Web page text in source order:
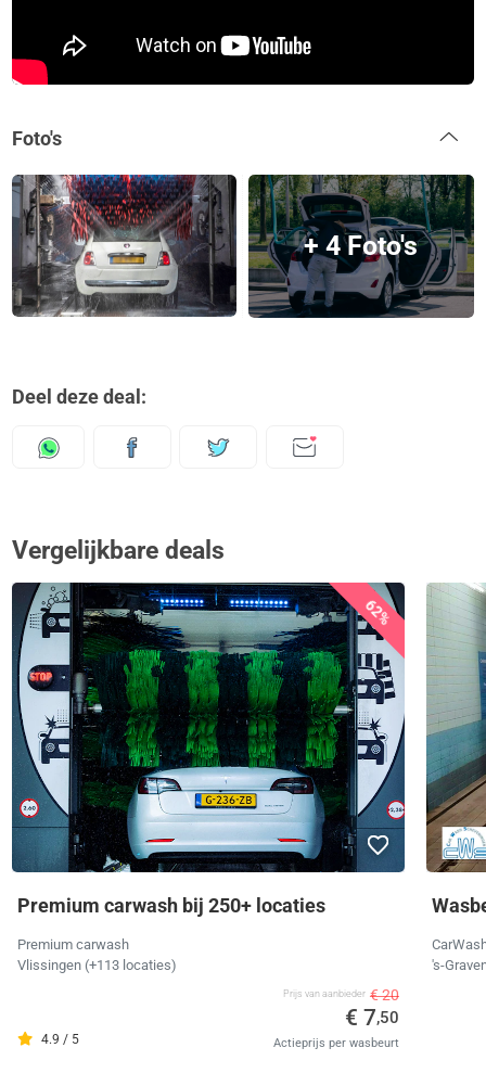
Foto's
+ 4 Foto's
Deel deze deal:
Vergelijkbare deals
62%
Premium carwash bij 250+ locaties
Premium carwash
Vlissingen (+113 locaties)
4.9 / 5
Prijs van aanbieder € 20
€ 7,50
Actieprijs per wasbeurt
's-